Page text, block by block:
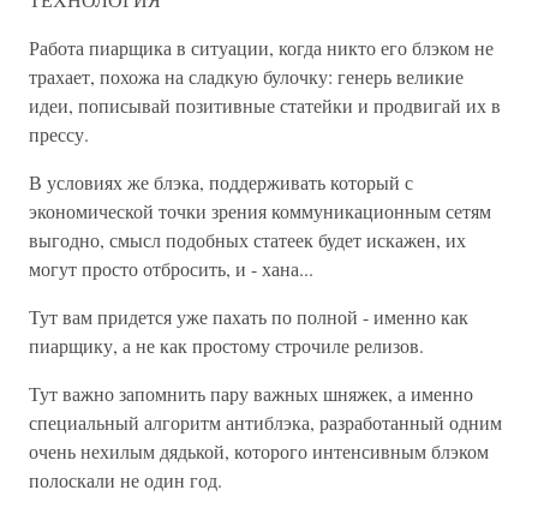
Работа пиарщика в ситуации, когда никто его блэком не
трахает, похожа на сладкую булочку: генерь великие
идеи, пописывай позитивные статейки и продвигай их в
прессу.
В условиях же блэка, поддерживать который с
экономической точки зрения коммуникационным сетям
выгодно, смысл подобных статеек будет искажен, их
могут просто отбросить, и - хана...
Тут вам придется уже пахать по полной - именно как
пиарщику, а не как простому строчиле релизов.
Тут важно запомнить пару важных шняжек, а именно
специальный алгоритм антиблэка, разработанный одним
очень нехилым дядькой, которого интенсивным блэком
полоскали не один год.